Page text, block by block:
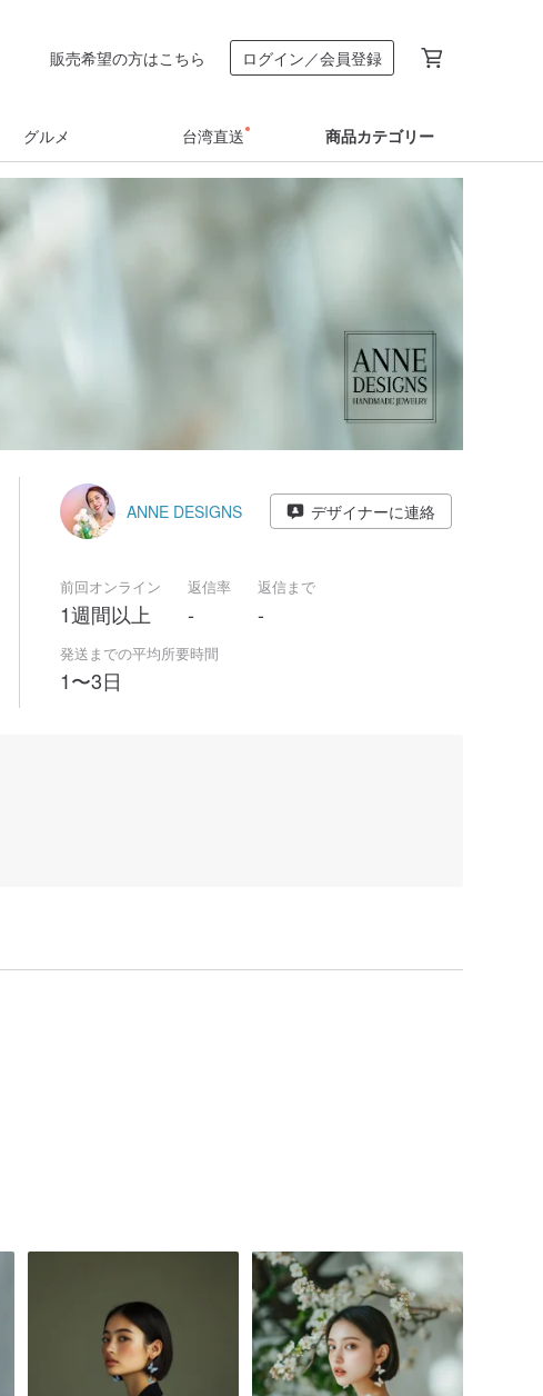
販売希望の方はこちら ログイン／会員登録
グルメ 台湾直送 商品カテゴリー
ANNE DESIGNS デザイナーに連絡
前回オンライン
1週間以上
返信率
-
返信まで
-
発送までの平均所要時間
1〜3日